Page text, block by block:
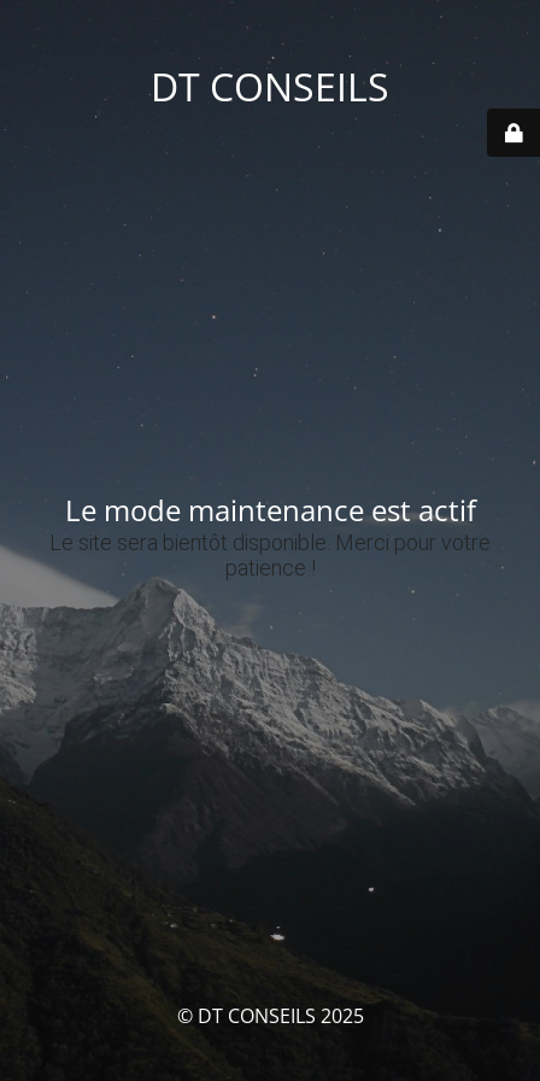
DT CONSEILS
Le mode maintenance est actif
Le site sera bientôt disponible. Merci pour votre
patience !
© DT CONSEILS 2025